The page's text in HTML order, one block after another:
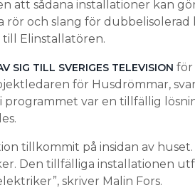
att sådana installationer kan
rör och slang för dubbelisolerad
Elinstallatören.
SIG TILL SVERIGES TELEVISION för
för Husdrömmar,
programmet var en tillfällig
tillkommit på insidan av
Den tillfälliga installationen
skriver Malin Fors.